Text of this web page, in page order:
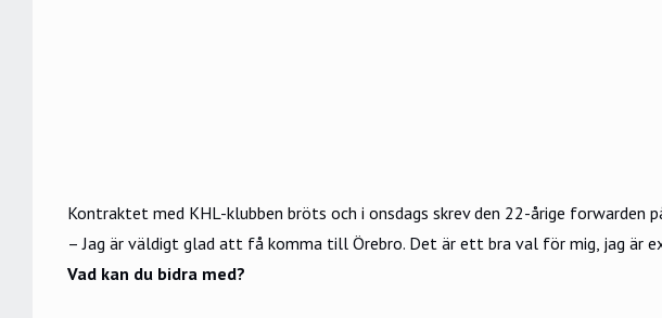
Kontraktet med KHL-klubben bröts och i onsdags skrev den 22-årige forwarden
– Jag är väldigt glad att få komma till Örebro. Det är ett bra val för mig, jag är
Vad kan du bidra med?